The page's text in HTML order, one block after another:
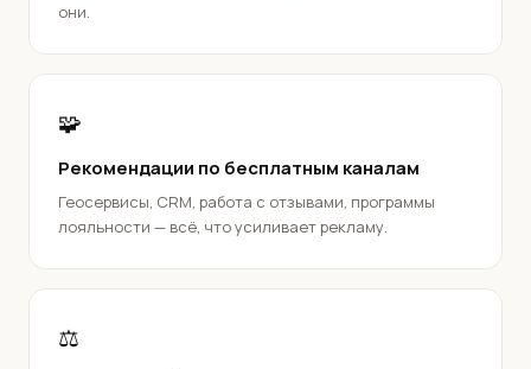
они.
🧩
Рекомендации по бесплатным каналам
Геосервисы, CRM, работа с отзывами, программы
лояльности — всё, что усиливает рекламу.
⚖️